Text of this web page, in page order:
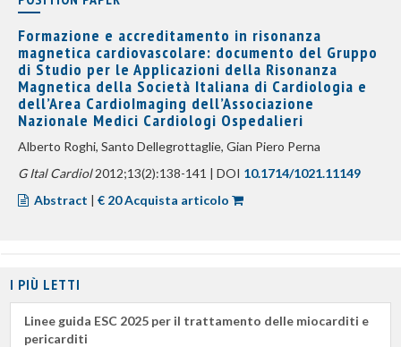
Formazione e accreditamento in risonanza
magnetica cardiovascolare: documento del Gruppo
di Studio per le Applicazioni della Risonanza
Magnetica della Società Italiana di Cardiologia e
dell’Area CardioImaging dell’Associazione
Nazionale Medici Cardiologi Ospedalieri
Alberto Roghi, Santo Dellegrottaglie, Gian Piero Perna
G Ital Cardiol2012;13(2):138-141 | DOI 10.1714/1021.11149
Abstract | € 20 Acquista articolo
I PIÙ LETTI
Linee guida ESC 2025 per il trattamento delle miocarditi e
pericarditi